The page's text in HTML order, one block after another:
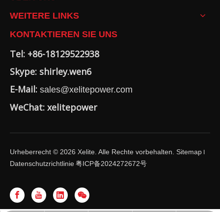
WEITERE LINKS
KONTAKTIEREN SIE UNS
Tel: +86-18129522938
Skype: shirley.wen6
E-Mail: sales@xelitepower.com
WeChat: xelitepower
Urheberrecht © 2026 Xelite. Alle Rechte vorbehalten. Sitemap
Datenschutzrichtlinie粤ICP备2024272672号